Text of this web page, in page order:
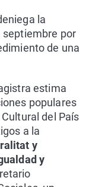
la
septiembre por
de una
estima
populares
del País
a la
y
y